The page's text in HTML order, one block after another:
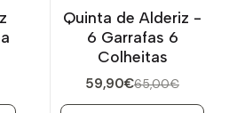
Esgotado
Quinta de Alderiz -
6 Garrafas 6
Colheitas
59,90€65,00€